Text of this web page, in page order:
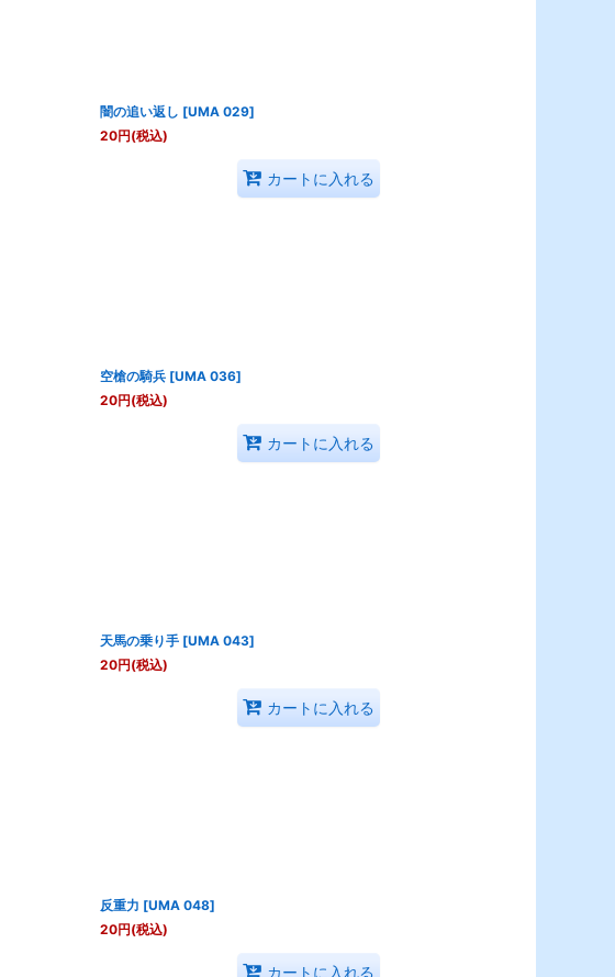
闇の追い返し [UMA 029]
20円(税込)
カートに入れる
空槍の騎兵 [UMA 036]
20円(税込)
カートに入れる
天馬の乗り手 [UMA 043]
20円(税込)
カートに入れる
反重力 [UMA 048]
20円(税込)
カートに入れる